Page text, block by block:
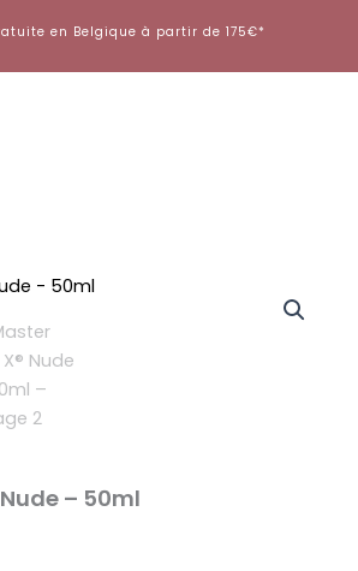
en Belgique à partir de 175€*
– 50ml